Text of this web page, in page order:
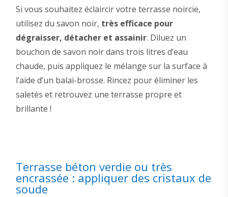
Si vous souhaitez éclaircir votre terrasse noircie,
utilisez du savon noir, très efficace pour
dégraisser, détacher et assainir. Diluez un
bouchon de savon noir dans trois litres d’eau
chaude, puis appliquez le mélange sur la surface à
l’aide d’un balai-brosse. Rincez pour éliminer les
saletés et retrouvez une terrasse propre et
brillante !
Terrasse béton verdie ou très
encrassée : appliquer des cristaux de
soude